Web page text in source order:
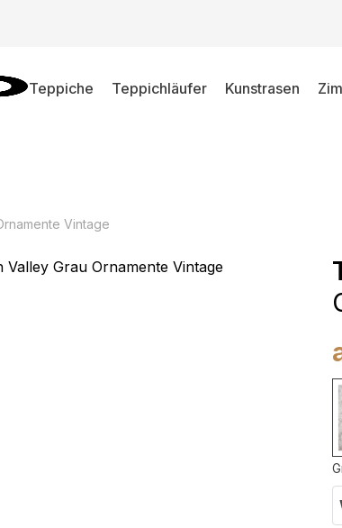
Teppiche Teppichläufer Kunstrasen
Vintage